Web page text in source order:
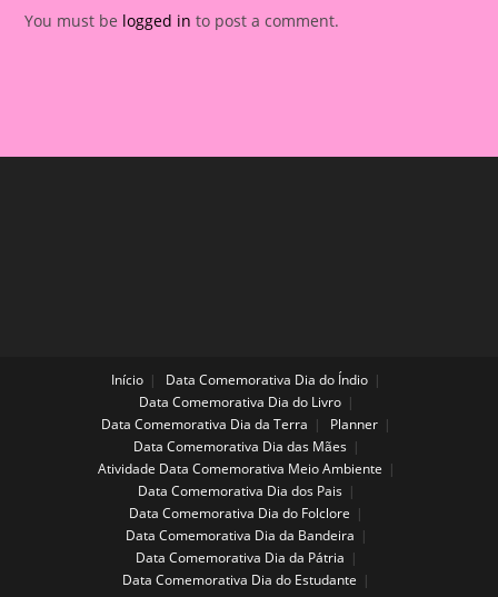
You must be logged in to post a comment.
Início
Data Comemorativa Dia do Índio
Data Comemorativa Dia do Livro
Data Comemorativa Dia da Terra
Planner
Data Comemorativa Dia das Mães
Atividade Data Comemorativa Meio Ambiente
Data Comemorativa Dia dos Pais
Data Comemorativa Dia do Folclore
Data Comemorativa Dia da Bandeira
Data Comemorativa Dia da Pátria
Data Comemorativa Dia do Estudante